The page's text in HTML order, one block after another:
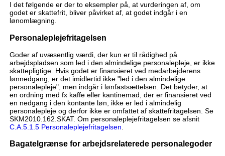
I det følgende er der to eksempler på, at vurderingen af, om
godet er skattefrit, bliver påvirket af, at godet indgår i en
lønomlægning.
Personaleplejefritagelsen
Goder af uvæsentlig værdi, der kun er til rådighed på
arbejdspladsen som led i den almindelige personalepleje, er ikke
skattepligtige. Hvis godet er finansieret ved medarbejderens
lønnedgang, er det imidlertid ikke "led i den almindelige
personalepleje", men indgår i lønfastsættelsen. Det betyder, at
en ordning med fx kaffe eller kantinemad, der er finansieret ved
en nedgang i den kontante løn, ikke er led i almindelig
personalepleje og derfor ikke er omfattet af skattefritagelsen. Se
SKM2010.162.SKAT. Om personaleplejefritagelsen se afsnit
C.A.5.1.5 Personaleplejefritagelsen
Bagatelgrænse for arbejdsrelaterede personalegoder